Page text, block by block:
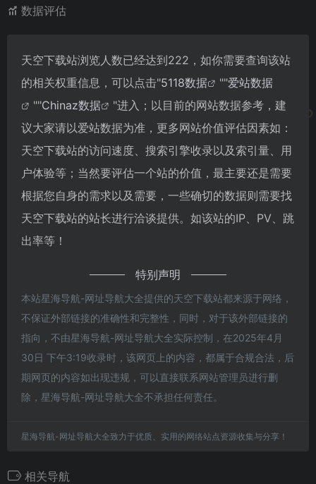
数据评估
天空下载站浏览人数已经达到222，如你需要查询该站
的相关权重信息，可以点击"5118数据 ""爱站数据
""Chinaz数据
"进入；以目前的网站数据参考，建
议大家请以爱站数据为准，更多网站价值评估因素如：
天空下载站的访问速度、搜索引擎收录以及索引量、用
户体验等；当然要评估一个站的价值，最主要还是需要
根据您自身的需求以及需要，一些确切的数据则需要找
天空下载站的站长进行洽谈提供。如该站的IP、PV、跳
出率等！
特别声明
本站星海导航-网址导航大全提供的天空下载站都来源于网络，
不保证外部链接的准确性和完整性，同时，对于该外部链接的
指向，不由星海导航-网址导航大全实际控制，在2025年4月
30日 下午3:19收录时，该网页上的内容，都属于合规合法，后
期网页的内容如出现违规，可以直接联系网站管理员进行删
除，星海导航-网址导航大全不承担任何责任。
星海导航-网址导航大全致力于优质、实用的网络站点资源收集与分享！
相关导航